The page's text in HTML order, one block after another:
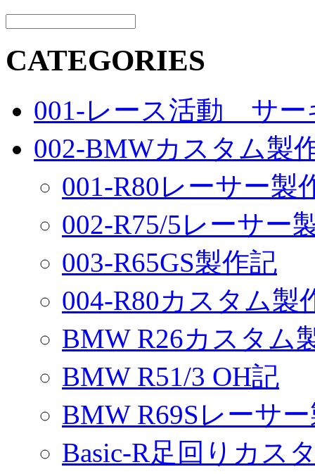
CATEGORIES
001-レース活動 サー
002-BMWカスタム製
001-R80レーサー製
002-R75/5レーサー
003-R65GS製作記
004-R80カスタム製
BMW R26カスタム
BMW R51/3 OH記
BMW R69Sレーサ
Basic-R足回りカス